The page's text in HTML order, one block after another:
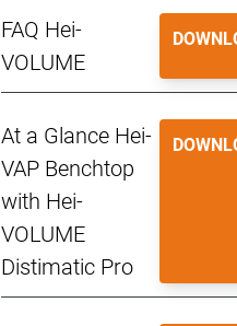
FAQ Hei-
VOLUME
At a Glance Hei-
VAP Benchtop
with Hei-
VOLUME
Distimatic Pro